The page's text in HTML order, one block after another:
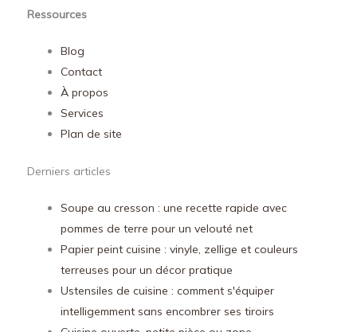
Ressources
Blog
Contact
À propos
Services
Plan de site
Derniers articles
Soupe au cresson : une recette rapide avec
pommes de terre pour un velouté net
Papier peint cuisine : vinyle, zellige et couleurs
terreuses pour un décor pratique
Ustensiles de cuisine : comment s'équiper
intelligemment sans encombrer ses tiroirs